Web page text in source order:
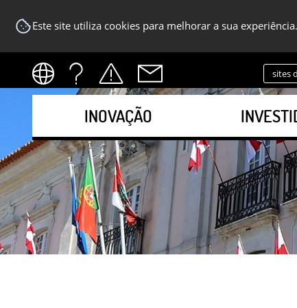
Este site utiliza cookies para melhorar a sua experiência.
sites
INOVAÇÃO